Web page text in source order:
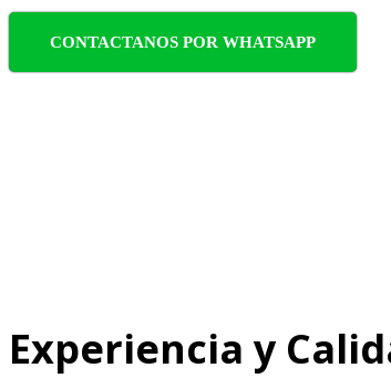
CONTACTANOS POR WHATSAPP
Experiencia y